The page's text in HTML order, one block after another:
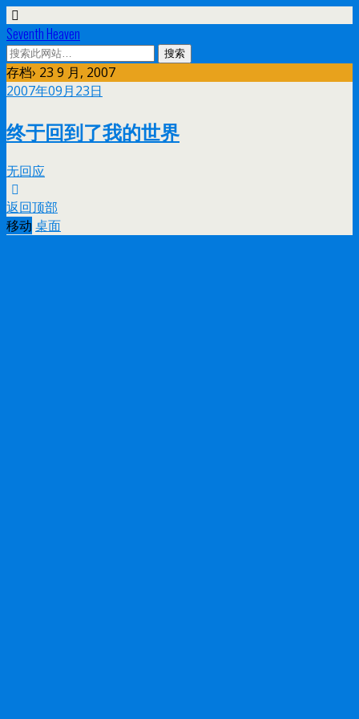
Seventh Heaven
存档› 23 9 月, 2007
2007年09月23日
终于回到了我的世界
无回应
返回顶部
移动 桌面